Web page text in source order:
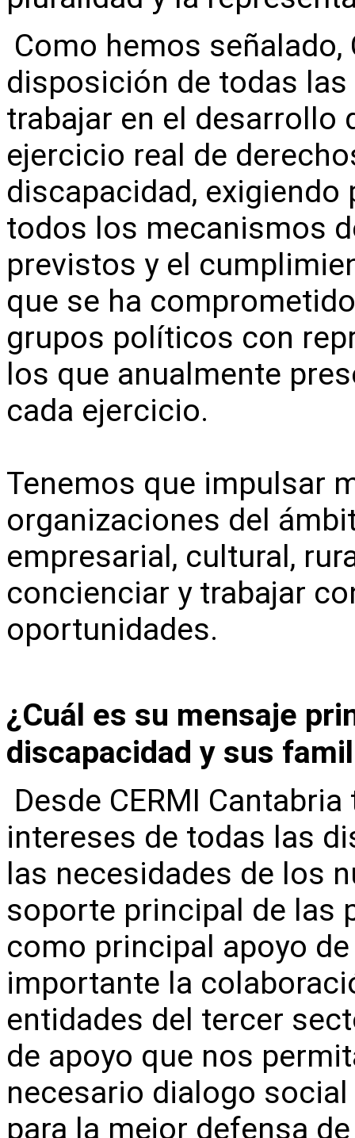
Como hemos señalado,
disposición de todas
trabajar en el desarrollo
ejercicio real de
discapacidad,
todos los mecanismos
previstos y el
que se ha
grupos políticos con
los que anualmente
cada ejercicio.
Tenemos que impulsar
organizaciones del
empresarial, cultural,
concienciar y trabajar
oportunidades.
¿Cuál es su mensaje
discapacidad y sus
Desde CERMI
intereses de todas las
las necesidades de los
soporte principal de las
como principal apoyo
importante la
entidades del tercer
de apoyo que nos
necesario dialogo
para la mejor defensa